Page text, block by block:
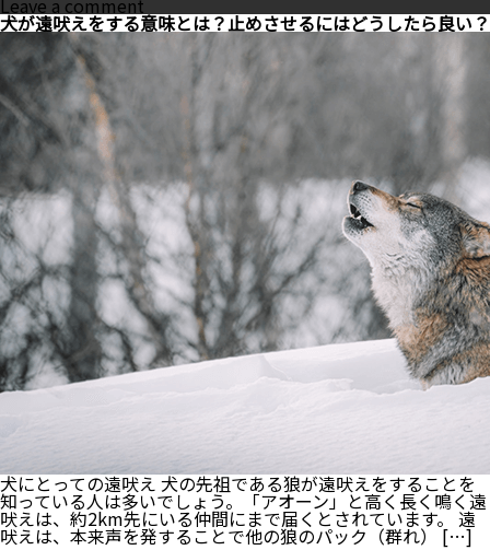
猫
は
が
良
い？
猫
草
の
メ
リ
ッ
ト
と
与
注
意
点
と
は
犬が遠吠えをする意味とは？止めさせるにはどうしたら良い？
犬にとっての遠吠え 犬の先祖である狼が遠吠えをすることを
知っている人は多いでしょう。「アオーン」と高く長く鳴く遠
吠えは、約2km先にいる仲間にまで届くとされています。 遠
吠えは、本来声を発することで他の狼のパック（群れ） […]